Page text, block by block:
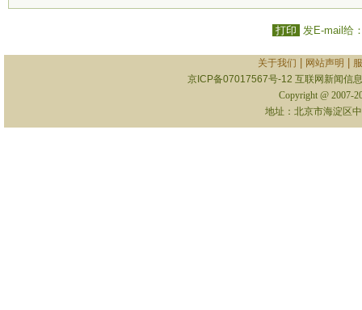
打印 发E-mail给
关于我们 网站声明
京ICP备07017567号-12 互联网新闻信
Copyright @ 2007-
地址：北京市海淀区